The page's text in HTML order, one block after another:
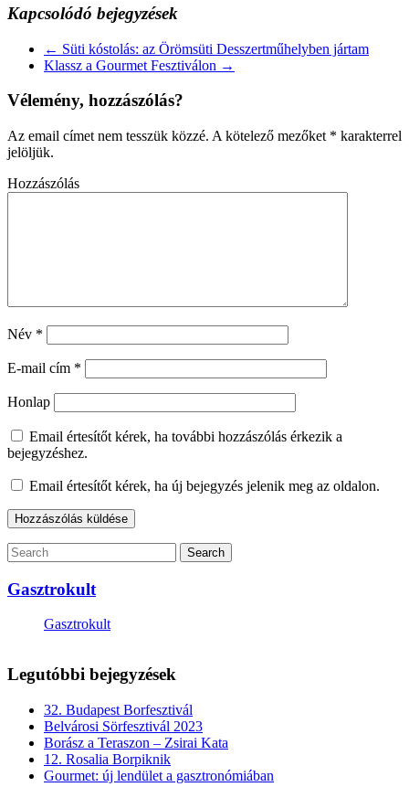
Kapcsolódó bejegyzések
← Süti kóstolás: az Örömsüti Desszertműhelyben jártam
Klassz a Gourmet Fesztiválon →
Vélemény, hozzászólás?
Az email címet nem tesszük közzé. A kötelező mezőket * karakterrel
jelöljük.
Hozzászólás
Név *
E-mail cím *
Honlap
Email értesítőt kérek, ha további hozzászólás érkezik a
bejegyzéshez.
Email értesítőt kérek, ha új bejegyzés jelenik meg az oldalon.
Gasztrokult
Gasztrokult
Legutóbbi bejegyzések
32. Budapest Borfesztivál
Belvárosi Sörfesztivál 2023
Borász a Teraszon – Zsirai Kata
12. Rosalia Borpiknik
Gourmet: új lendület a gasztronómiában